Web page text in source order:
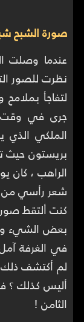
صورة الشبح
عندما وصلت
نظرت للصور
لتفاجأ
جرى في وقت
الملكي الذي
بريستون حيث
الراهب ، كان
شعر رأسي
كنت ألتقط
بعض الشيء
في الغرفة
لم أكتشف ذلك
أليس كذلك ؟
الثامن !